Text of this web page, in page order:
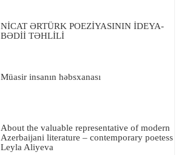
NİCAT ƏRTÜRK POEZİYASININ İDEYA-
BƏDİİ TƏHLİLİ
Müasir insanın həbsxanası
About the valuable representative of modern
Azerbaijani literature – contemporary poetess
Leyla Aliyeva